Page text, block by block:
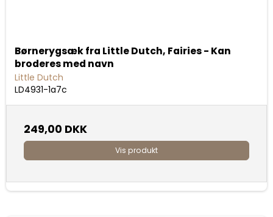
Børnerygsæk fra Little Dutch, Fairies - Kan
broderes med navn
Little Dutch
LD4931-1a7c
249,00 DKK
Vis produkt